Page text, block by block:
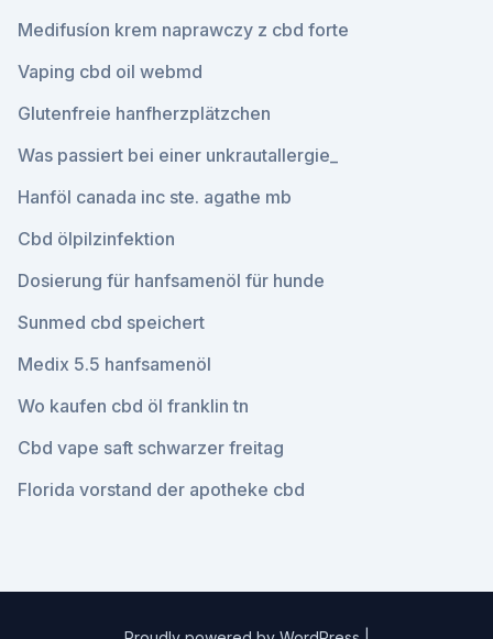
Medifusíon krem ​​naprawczy z cbd forte
Vaping cbd oil webmd
Glutenfreie hanfherzplätzchen
Was passiert bei einer unkrautallergie_
Hanföl canada inc ste. agathe mb
Cbd ölpilzinfektion
Dosierung für hanfsamenöl für hunde
Sunmed cbd speichert
Medix 5.5 hanfsamenöl
Wo kaufen cbd öl franklin tn
Cbd vape saft schwarzer freitag
Florida vorstand der apotheke cbd